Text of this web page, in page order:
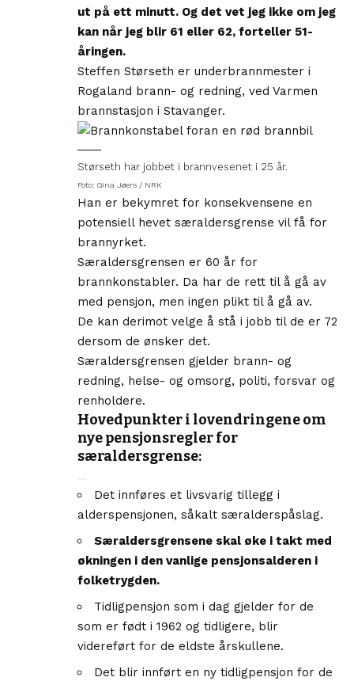
ut på ett minutt. Og det vet jeg ikke om jeg
kan når jeg blir 61 eller 62, forteller 51-
åringen.
Steffen Størseth er underbrannmester i
Rogaland brann- og redning, ved Varmen
brannstasjon i Stavanger.
Størseth har jobbet i brannvesenet i 25 år.
Foto: Gina Jøers / NRK
Han er bekymret for konsekvensene en
potensiell hevet særaldersgrense vil få for
brannyrket.
Særaldersgrensen er 60 år for
brannkonstabler. Da har de rett til å gå av
med pensjon, men ingen plikt til å gå av.
De kan derimot velge å stå i jobb til de er 72
dersom de ønsker det.
Særaldersgrensen gjelder brann- og
redning, helse- og omsorg, politi, forsvar og
renholdere.
Hovedpunkter i lovendringene om
nye pensjonsregler for
særaldersgrense:
Det innføres et livsvarig tillegg i
alderspensjonen, såkalt særalderspåslag.
Særaldersgrensene skal øke i takt med
økningen i den vanlige pensjonsalderen i
folketrygden.
Tidligpensjon som i dag gjelder for de
som er født i 1962 og tidligere, blir
videreført for de eldste årskullene.
Det blir innført en ny tidligpensjon for de